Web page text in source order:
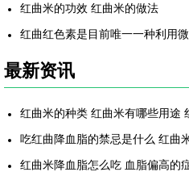
红曲米的功效 红曲米的做法
红曲红色素是目前唯一一种利用
最新资讯
吃红曲降血脂的禁忌是什么 红曲
红曲米降血脂怎么吃 血脂偏高的